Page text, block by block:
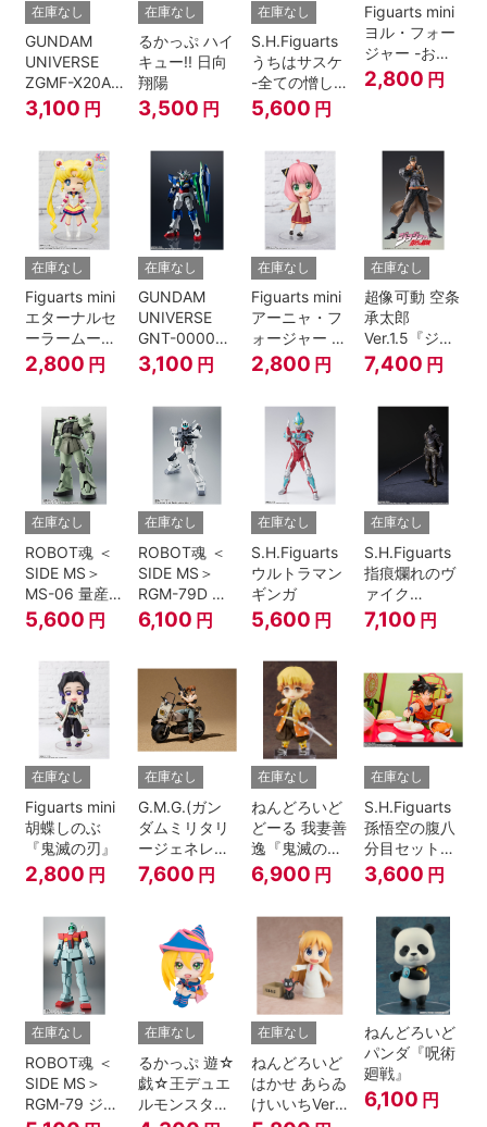
在庫なし
GUNDAM
UNIVERSE
ZGMF-X20A
STRIKE
FREEDOM
3,100 円
在庫なし
るかっぷ ハイ
キュー!! 日向
翔陽
3,500 円
在庫なし
S.H.Figuarts
うちはサスケ
-全ての憎しみ
を背負う者-
『NARUTO -
5,600 円
Figuarts mini
ヨル・フォー
ジャー -おで
けけこーで-
『SPY×FAMILY』
2,800 円
在庫なし
Figuarts mini
エターナルセ
ーラームーン-
Cosmos
edition-『美
ラームーン
Cosmos』
2,800 円
在庫なし
GUNDAM
UNIVERSE
GNT-0000
00 QAN[T]
3,100 円
在庫なし
Figuarts mini
アーニャ・フ
ォージャー -
おでけけこー
で-
2,800 円
在庫なし
超像可動 空条
承太郎
Ver.1.5『ジョ
ジョの奇妙な
冒険 第3部』
7,400 円
在庫なし
ROBOT魂 ＜
SIDE MS＞
MS-06 量産
型ザク ver.
A.N.I.M.E.
5,600 円
在庫なし
ROBOT魂 ＜
SIDE MS＞
RGM-79D ジ
ム寒冷地仕様
ver.
6,100 円
在庫なし
S.H.Figuarts
ウルトラマン
ギンガ
5,600 円
在庫なし
S.H.Figuarts
指痕爛れのヴ
ァイク
『ELDEN
RING』
7,100 円
在庫なし
Figuarts mini
胡蝶しのぶ
『鬼滅の刃』
2,800 円
在庫なし
G.M.G.(ガン
ダムミリタリ
ージェネレー
ション） 機動
戦士ガンダム
地球連邦軍V-
SP09 一般兵
士＆連邦兵専
用バイク
7,600 円
在庫なし
ねんどろいど
どーる 我妻善
逸『鬼滅の
刃』
6,900 円
在庫なし
S.H.Figuarts
孫悟空の腹八
分目セット
『ドラゴンボ
ールZ』
3,600 円
在庫なし
ROBOT魂 ＜
SIDE MS＞
RGM-79 ジム
在庫なし
るかっぷ 遊☆
戯☆王デュエ
ルモンスター
在庫なし
ねんどろいど
はかせ あらゐ
けいいちVer.
ねんどろいど
パンダ『呪術
廻戦』
6,100 円